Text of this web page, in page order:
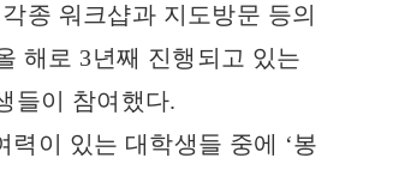
종 워크샵과 지도방문 등의
해로 3년째 진행되고 있는
들이 참여했다.
이 있는 대학생들 중에 ‘봉